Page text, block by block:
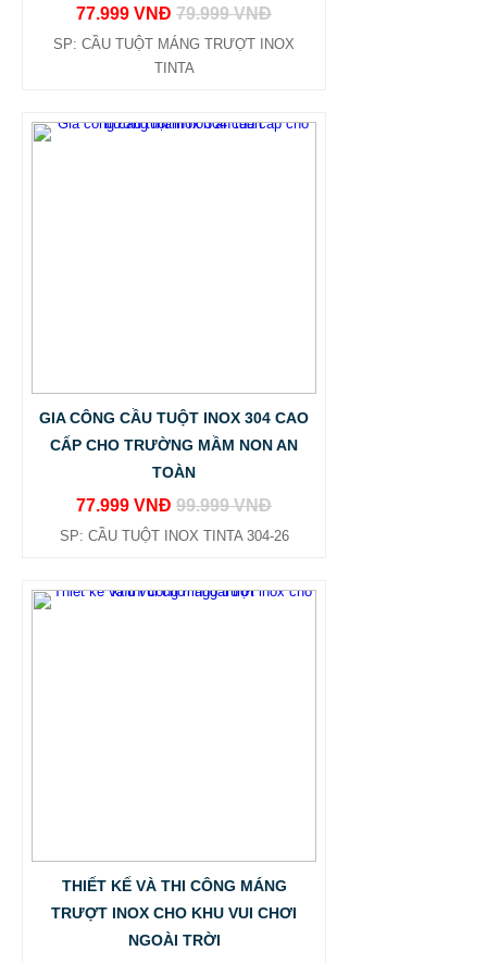
77.999 VNĐ 79.999 VNĐ
SP: CẦU TUỘT MÁNG TRƯỢT INOX
TINTA
GIA CÔNG CẦU TUỘT INOX 304 CAO
CẤP CHO TRƯỜNG MẦM NON AN
TOÀN
77.999 VNĐ 99.999 VNĐ
SP: CẦU TUỘT INOX TINTA 304-26
THIẾT KẾ VÀ THI CÔNG MÁNG
TRƯỢT INOX CHO KHU VUI CHƠI
NGOÀI TRỜI